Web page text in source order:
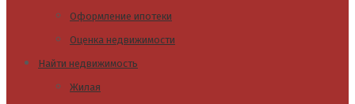
Оформление ипотеки
Оценка недвижимости
Найти недвижимость
Жилая